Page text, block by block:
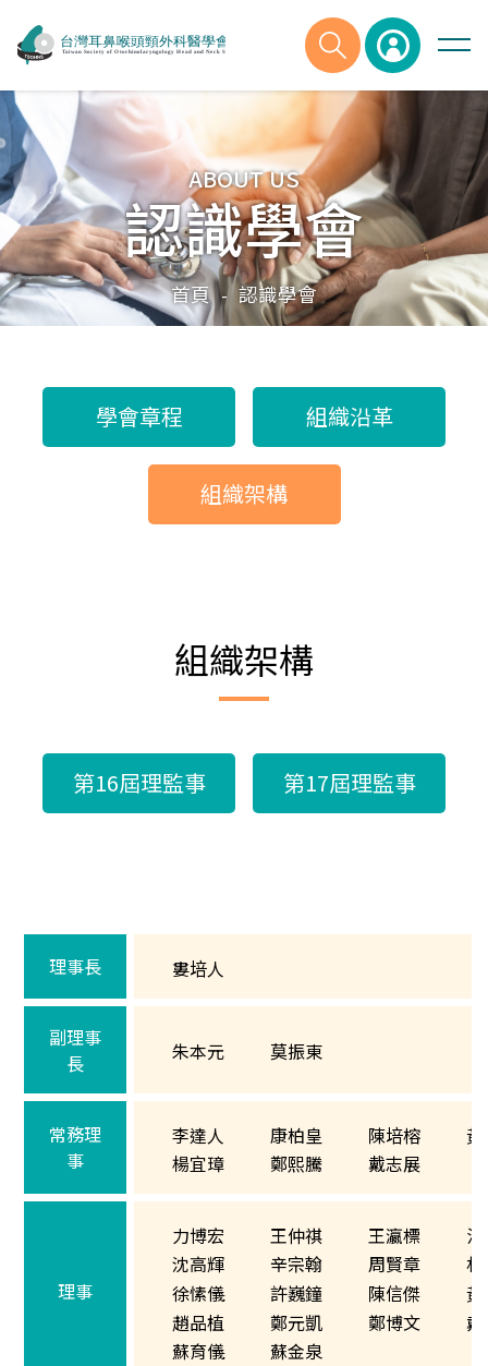
ABOUT US
認識學會
首頁 - 認識學會
學會章程 組織沿革
組織架構
組織架構
第16屆理監事 第17屆理監事
理事長 婁培人
副理事
長
朱本元 莫振東
常務理
事
李達人 康柏皇 陳培榕
楊宜璋
鄭熙騰 戴志展
理事
力博宏 王仲祺 王瀛標
沈高輝
辛宗翰 周賢章
徐愫儀
許巍鐘 陳信傑
趙品植
鄭元凱 鄭博文
蘇育儀
蘇金泉